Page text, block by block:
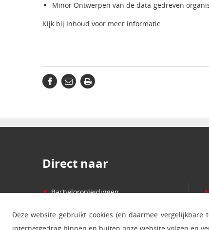
Minor Ontwerpen van de data-gedreven
Kijk bij Inhoud voor meer informatie.
Deze website gebruikt cookies (en daarmee
Direct naar
•Bacheloropleidingen
•
•Cursussen
•